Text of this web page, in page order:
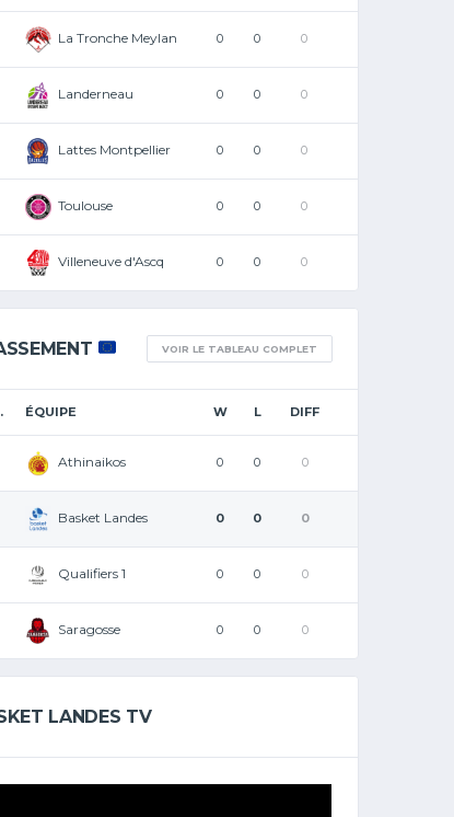
La Tronche Meylan 0 0 0
Landerneau 0 0 0
Lattes Montpellier 0 0 0
Toulouse 0 0 0
Villeneuve d'Ascq 0 0 0
VOIR LE TABLEAU COMPLET
ÉQUIPE W L DIFF
Athinaikos 0 0 0
Basket Landes 0 0 0
Qualifiers 1 0 0 0
Saragosse 0 0 0
LANDES TV